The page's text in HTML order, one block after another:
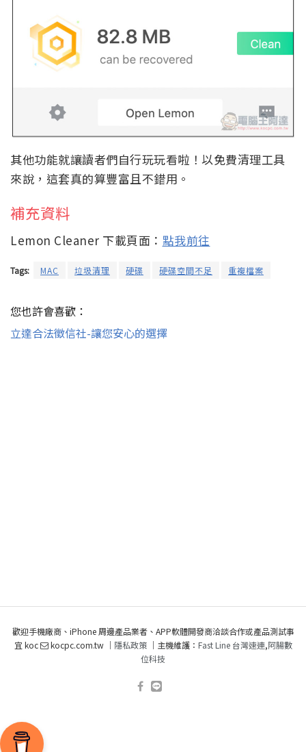
其他功能就讓讀者們自行玩玩看啦！以免費清理工具
來說，這套真的算豐富且不錯用。
補充資料
Lemon Cleaner 下載頁面： 點我前往
Tags: MAC 垃圾清理 硬碟 硬碟空間不足 重複檔案
您也許會喜歡：
立達合法徵信社-讓您安心的選擇
歡迎手機廠商、iPhone 周邊產品業者、APP軟體開發商洽談合作或產品測試事
宜 koc
kocpc.com.tw ｜ 隱私政策｜主機維護： Fast Line 台灣速連,阿腸數
位科技